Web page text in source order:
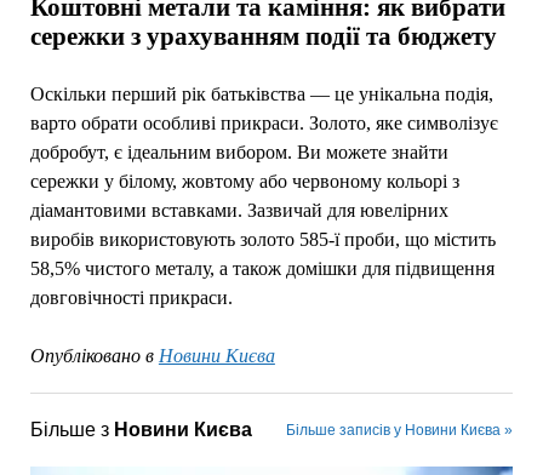
Коштовні метали та каміння: як вибрати
сережки з урахуванням події та бюджету
Оскільки перший рік батьківства — це унікальна подія,
варто обрати особливі прикраси. Золото, яке символізує
добробут, є ідеальним вибором. Ви можете знайти
сережки у білому, жовтому або червоному кольорі з
діамантовими вставками. Зазвичай для ювелірних
виробів використовують золото 585-ї проби, що містить
58,5% чистого металу, а також домішки для підвищення
довговічності прикраси.
Опубліковано в Новини Києва
Більше з Новини Києва Більше записів у Новини Києва »